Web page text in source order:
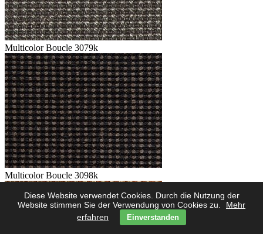
Diese Website verwendet Cookies. Durch die Nutzung der
Website stimmen Sie der Verwendung von Cookies zu.
Mehr
erfahren
Einverstanden
Multicolor Boucle 3079k
Multicolor Boucle 3098k